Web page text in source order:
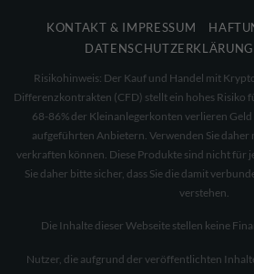
KONTAKT & IMPRESSUM
DATENSCHUTZERKLÄRUNG
Risikohinweis: Der Kauf und Handel mit
Differenzkontrakten (CFD) stellt ein hohes Risiko
68-86% der Kleinanlegerkonten verlieren
aufgeführten Anbietern. Verwenden Sie daher
verkraften können. Diese Produkte sind nicht für
Sie daher bitte sicher, dass Sie die damit
verstehen.
Die Inhalte dieser Webseite stellen keine
Nutzer, die aufgrund der veröffentlichten